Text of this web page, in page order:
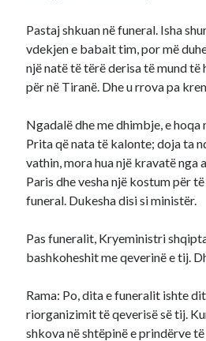
Pastaj shkuan në funeral. Isha
vdekjen e babait tim, por më
një natë të tërë derisa të mund të
për në Tiranë. Dhe u rrova pa
Ngadalë dhe me dhimbje, e
Prita që nata të kalonte; doja ta
vathin, mora hua një kravatë nga
Paris dhe vesha një kostum për
funeral. Dukesha disi si ministër.
Pas funeralit, Kryeministri
bashkoheshit me qeverinë e tij.
Rama: Po, dita e funeralit ishte
riorganizimit të qeverisë së tij.
shkova në shtëpinë e prindërve